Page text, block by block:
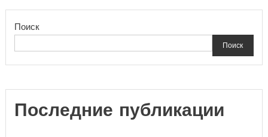
Поиск
Поиск
Последние публикации